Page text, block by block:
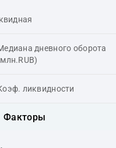
дневного оборота
ликвидности
Факторы